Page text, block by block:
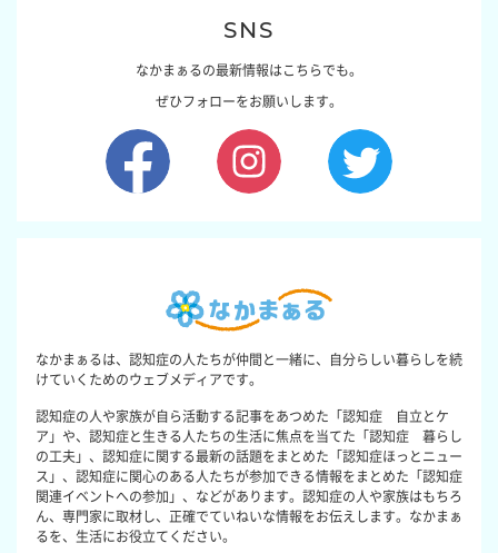
SNS
なかまぁるの最新情報はこちらでも。
ぜひフォローをお願いします。
なかまぁるは、認知症の人たちが仲間と一緒に、自分らしい暮らしを続
けていくためのウェブメディアです。
認知症の人や家族が自ら活動する記事をあつめた「認知症 自立とケ
ア」や、認知症と生きる人たちの生活に焦点を当てた「認知症 暮らし
の工夫」、認知症に関する最新の話題をまとめた「認知症ほっとニュー
ス」、認知症に関心のある人たちが参加できる情報をまとめた「認知症
関連イベントへの参加」、などがあります。認知症の人や家族はもちろ
ん、専門家に取材し、正確でていねいな情報をお伝えします。なかまぁ
るを、生活にお役立てください。